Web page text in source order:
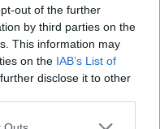
out of the further
by third parties on the
This information may
on the IAB’s List of
disclose it to other
alcançado ao longo
dos
o seu percurso no
que o
da proximidade
do Estado
para
sobre